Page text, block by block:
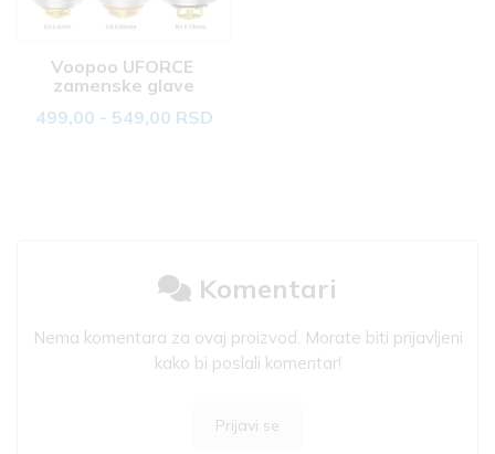
Voopoo UFORCE
zamenske glave
499,00 - 549,00 RSD
Komentari
Nema komentara za ovaj proizvod. Morate biti prijavljeni
kako bi poslali komentar!
Prijavi se